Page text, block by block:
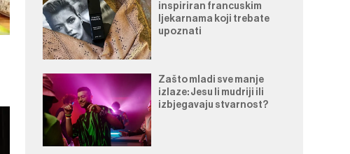
inspiriran francuskim
ljekarnama koji trebate
upoznati
Zašto mladi sve manje
izlaze: Jesu li mudriji ili
izbjegavaju stvarnost?